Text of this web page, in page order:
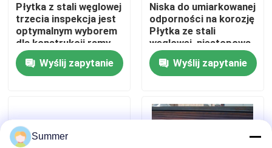
Poprosić o wycenę
Cewka ze stali węglowej
Cewka ze stali nierdzewnej
Płytka z stali węglowej
trzecia inspekcja jest
optymalnym wyborem
dla konstrukcji ramy
stalowej i sprzętu
przemysłowego
Wyślij zapytanie
Niska do umiarkowanej
odporności na korozję
Płytka ze stali
węglowej, niestopowa
Trzecia inspekcja jest
dopuszczalna
Wyślij zapytanie
Summer